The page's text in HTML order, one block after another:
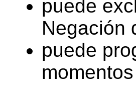
puede
Negación
puede